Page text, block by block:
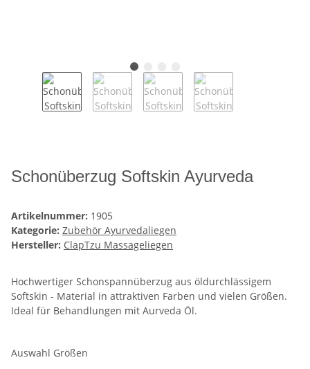
Schonüberzug Softskin Ayurveda
Artikelnummer: 1905
Kategorie: Zubehör Ayurvedaliegen
Hersteller: ClapTzu Massageliegen
Hochwertiger Schonspannüberzug aus öldurchlässigem
Softskin - Material in attraktiven Farben und vielen Größen.
Ideal für Behandlungen mit Aurveda Öl.
Auswahl Größen